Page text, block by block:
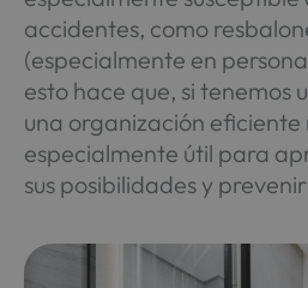
accidentes, como
(especialmente en
esto hace que, si tenemos
una organización eficiente
especialmente útil para
sus posibilidades y